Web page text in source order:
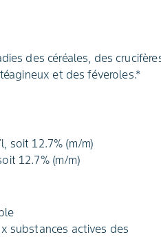
des céréales, des
et des féveroles.*
soit 12.7% (m/m)
12.7% (m/m)
substances actives des